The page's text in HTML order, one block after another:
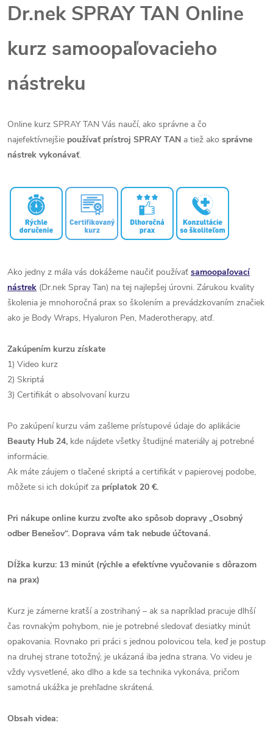
Dr.nek SPRAY TAN Online
kurz samoopaľovacieho
nástreku
Online kurz SPRAY TAN Vás naučí, ako správne a čo
najefektívnejšie používať prístroj SPRAY TAN a tiež ako správne
nástrek vykonávať.
Ako jedny z mála vás dokážeme naučiť používať samoopaľovací
nástrek (Dr.nek Spray Tan) na tej najlepšej úrovni. Zárukou kvality
školenia je mnohoročná prax so školením a prevádzkovaním značiek
ako je Body Wraps, Hyaluron Pen, Maderotherapy, atď.
Zakúpením kurzu získate
1) Video kurz
2) Skriptá
3) Certifikát o absolvovaní kurzu
Po zakúpení kurzu vám zašleme prístupové údaje do aplikácie
Beauty Hub 24, kde nájdete všetky študijné materiály aj potrebné
informácie.
Ak máte záujem o tlačené skriptá a certifikát v papierovej podobe,
môžete si ich dokúpiť za príplatok 20 €.
Pri nákupe online kurzu zvoľte ako spôsob dopravy „Osobný
odber Benešov“. Doprava vám tak nebude účtovaná.
Dĺžka kurzu: 13 minút (rýchle a efektívne vyučovanie s dôrazom
na prax)
Kurz je zámerne kratší a zostrihaný – ak sa napríklad pracuje dlhší
čas rovnakým pohybom, nie je potrebné sledovať desiatky minút
opakovania. Rovnako pri práci s jednou polovicou tela, keď je postup
na druhej strane totožný, je ukázaná iba jedna strana. Vo videu je
vždy vysvetlené, ako dlho a kde sa technika vykonáva, pričom
samotná ukážka je prehľadne skrátená.
Obsah videa: